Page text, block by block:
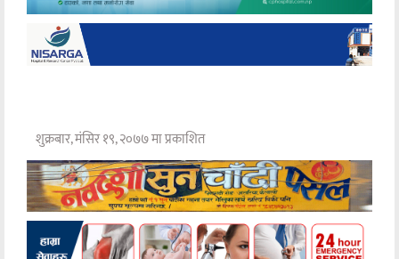
शुक्रबार, मंसिर १९, २०७७ मा प्रकाशित